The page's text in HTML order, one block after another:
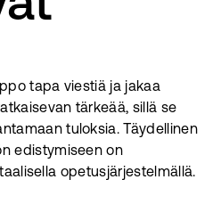
tapa viestiä ja jakaa
tärkeää, sillä se
tuloksia. Täydellinen
edistymiseen on
opetusjärjestelmällä.